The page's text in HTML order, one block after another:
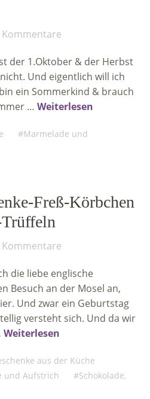
Kommentare
der 1.Oktober & der Herbst
Und eigentlich will ich
ein Sommerkind & brauch
… Weiterlesen
Marmelade und
Freß-Körbchen
Kommentare
die liebe englische
Besuch an der Mosel an,
Und zwar ein Geburtstag
versteht sich. Und da wir
Weiterlesen
aus der Küche
und Aufstrich
Schokolade,